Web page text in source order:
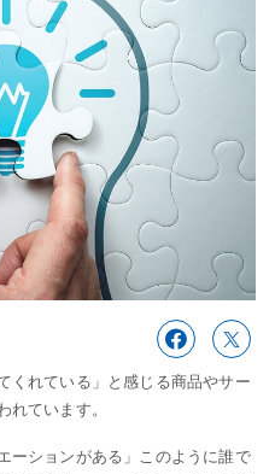
くれている」と感じる商品やサー
れています。
ーションがある」このように誰で